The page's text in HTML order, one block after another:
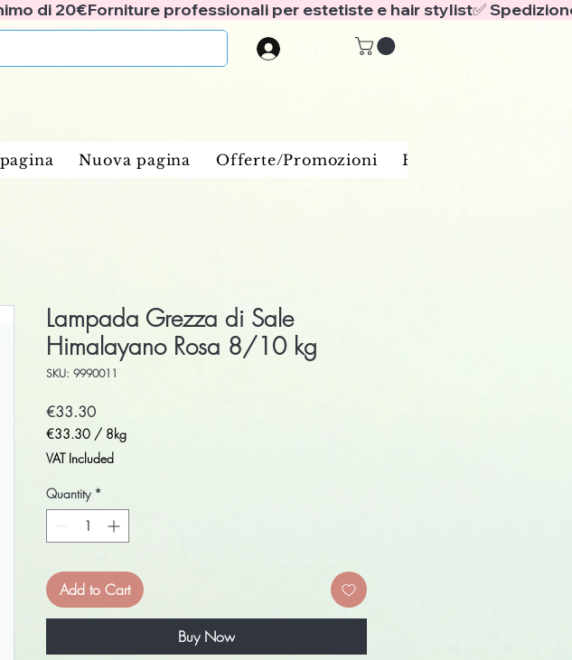
di 20€
Nuova pagina Offerte/Promozioni Benessere e spa
Lampada Grezza di Sale
Himalayano Rosa 8/10 kg
SKU: 9990011
€33.30Price
€33.30 / 8kg
€33.30
per
8
Kilograms
VAT Included
Quantity *
Add to Cart
Buy Now